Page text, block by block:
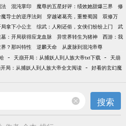
混沌掌印 魔尊的五星好评：绩效她甜爆三界
修
导士的逆序法则 穿越诸葛亮，重整蜀国
双修万
拿下小公主 综武：人刚还俗，女侠们纷纷上门
武
：开局获得应龙血脉 异世界转生为猪神
西游：我
？那叫特性 逆麟天命
从废脉到混沌帝尊
- 天崩开局：从捕妖人到人族大帝txt下载 - 天崩
局：从捕妖人到人族大帝全文阅读 - 好看的玄幻魔
搜索